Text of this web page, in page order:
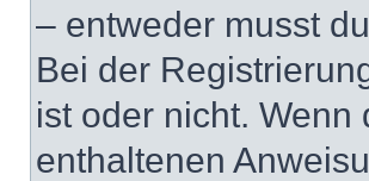
– entweder musst
Bei der
ist oder nicht.
enthaltenen